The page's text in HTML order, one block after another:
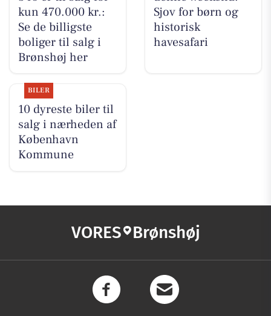
kun 470.000 kr.:
Se de billigste
boliger til salg i
Brønshøj her
Sjov for børn og
historisk
havesafari
BILER
10 dyreste biler til
salg i nærheden af
København
Kommune
VORES Brønshøj